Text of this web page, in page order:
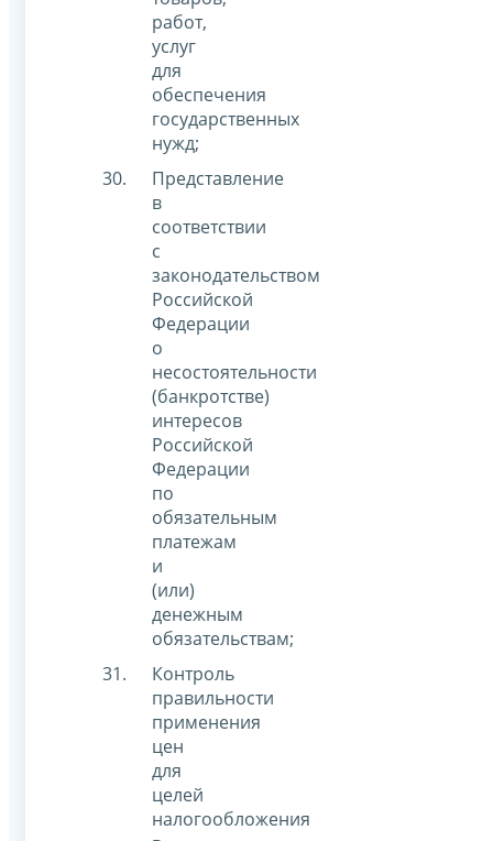
работ,
услуг
для
обеспечения
государственных
нужд;
Представление
в
соответствии
с
законодательством
Российской
Федерации
о
несостоятельности
(банкротстве)
интересов
Российской
Федерации
по
обязательным
платежам
и
(или)
денежным
обязательствам;
Контроль
правильности
применения
цен
для
целей
налогообложения